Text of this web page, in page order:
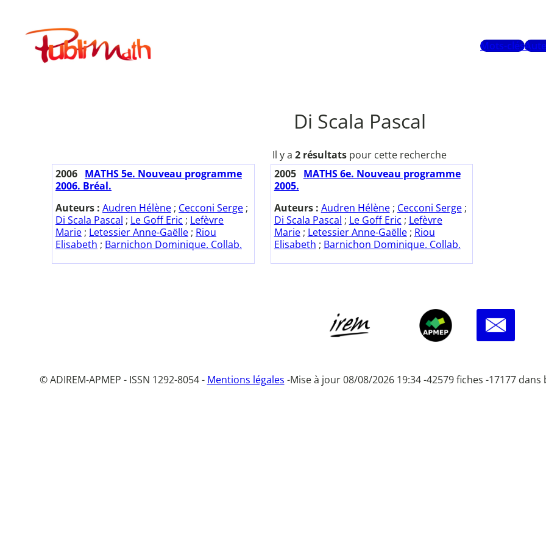
contenuPublimath
Mots-clés
Di Scala Pascal
Il y a 2 résultats pour cette recherche
2006 MATHS 5e. Nouveau programme
2006. Bréal.
Auteurs : Audren Hélène ; Cecconi Serge ;
Di Scala Pascal ; Le Goff Eric ; Lefèvre
Marie ; Letessier Anne-Gaëlle ; Riou
Elisabeth ; Barnichon Dominique. Collab.
2005
MATHS 6e. Nouveau programme
2005.
Auteurs : Audren Hélène; Cecconi Serge;
Di Scala Pascal ; Le Goff Eric ; Lefèvre
Marie; Letessier Anne-Gaëlle; Riou
Elisabeth ; Barnichon Dominique. Collab.
© ADIREM-APMEP - ISSN 1292-8054 - Mentions légales -Mise à jour 08/08/2026 19:34 -42579 fiches -17177